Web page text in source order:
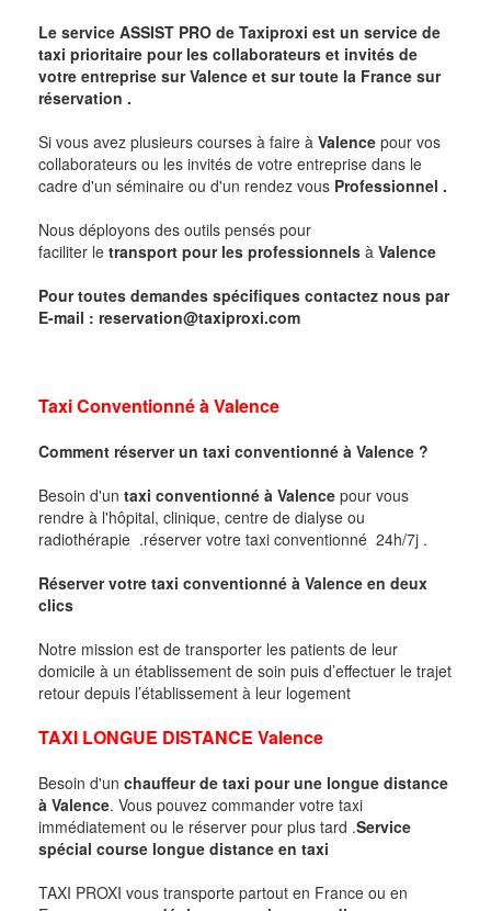
Le service ASSIST PRO de Taxiproxi est un service de
taxi prioritaire pour les collaborateurs et invités de
votre entreprise surValence et sur toute la France sur
réservation .
Si vous avez plusieurs courses à faire à Valence pour vos
collaborateurs ou les invités de votre entreprise dans le
cadre d'un séminaire ou d'un rendez vous Professionnel .
Nous déployons des outils pensés pour
faciliter le transport pour les professionnels à Valence
Pour toutes demandes spécifiques contactez nous par
E-mail : reservation@taxiproxi.com
Taxi Conventionné àValence
Comment réserver un taxi conventionné à Valence ?
Besoin d'un taxi conventionné à Valence pour vous
rendre à l'hôpital, clinique, centre de dialyse ou
radiothérapie .réserver votre taxi conventionné 24h/7j .
Réserver votre taxi conventionné à Valence en deux
clics
Notre mission est de transporter les patients de leur
domicile à un établissement de soin puis d’effectuer le trajet
retour depuis l’établissement à leur logement
TAXI LONGUE DISTANCE Valence
Besoin d'un chauffeur de taxi pour une longue distance
à Valence. Vous pouvez commander votre taxi
immédiatement ou le réserver pour plus tard .Service
spécial course longue distance en taxi
TAXI PROXI vous transporte partout en France ou en